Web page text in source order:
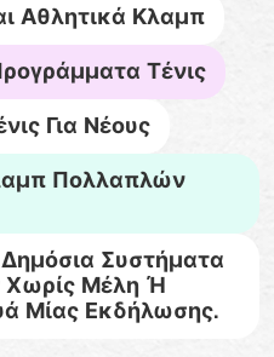
Αθλητικά Κλαμπ
Τένις
Για Νέους
Πολλαπλών
Δημόσια Συστήματα
Μέλη Ή
Μίας Εκδήλωσης.